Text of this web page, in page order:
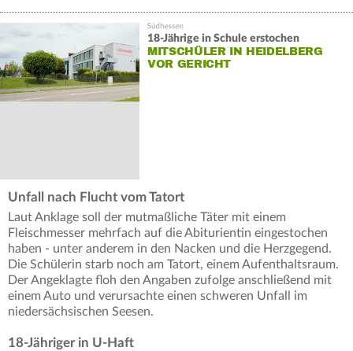
18-Jährige in Schule erstochen
MITSCHÜLER IN HEIDELBERG
VOR GERICHT
Unfall nach Flucht vom Tatort
Laut Anklage soll der mutmaßliche Täter mit einem
Fleischmesser mehrfach auf die Abiturientin eingestochen
haben - unter anderem in den Nacken und die Herzgegend.
Die Schülerin starb noch am Tatort, einem Aufenthaltsraum.
Der Angeklagte floh den Angaben zufolge anschließend mit
einem Auto und verursachte einen schweren Unfall im
niedersächsischen Seesen.
18-Jähriger in U-Haft